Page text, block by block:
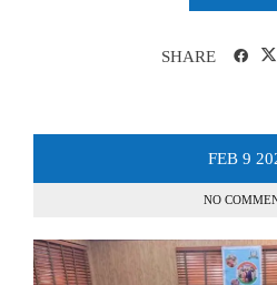
SHARE
FEB 9
NO